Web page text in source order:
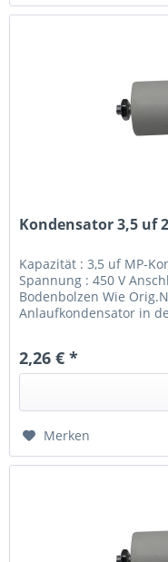
Kondensator 3,5 uf
Kapazität : 3,5 uf MP-
Spannung : 450 V
Bodenbolzen Wie
Anlaufkondensator in
2,26 € *
Merken